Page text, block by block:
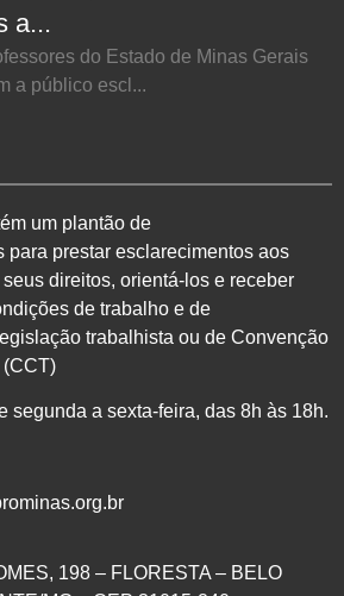
a...
do Estado de Minas Gerais
a público escl...
um plantão de
para prestar esclarecimentos aos
direitos, orientá-los e receber
de trabalho e de
trabalhista ou de Convenção
segunda a sexta-feira, das 8h às 18h.
198 – FLORESTA – BELO